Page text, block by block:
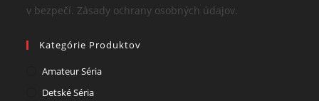
v bezpečí. Zásady ochrany osobných údajov.
Kategórie Produktov
Amateur Séria
Detské Séria